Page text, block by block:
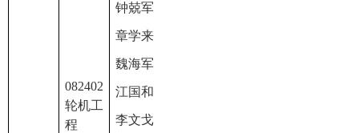
082402
轮机工
程
钟兢军
章学来
魏海军
江国和
李文戈